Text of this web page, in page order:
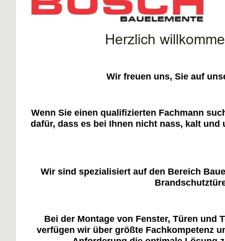
Herzlich
Wir freuen uns, Sie auf
Wenn Sie einen qualifizierten Fachmann
dafür, dass es bei Ihnen nicht nass, kalt
Wir sind spezialisiert auf den Bereich
Bei der Montage von Fenster, Türen und
verfügen wir über größte Fachkompetenz